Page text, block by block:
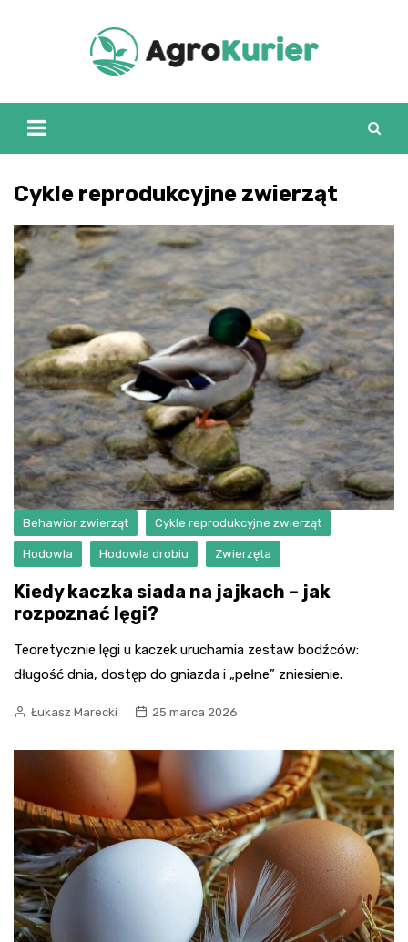
Cykle reprodukcyjne zwierząt
Behawior zwierząt Cykle reprodukcyjne zwierząt
Hodowla Hodowla drobiu Zwierzęta
Kiedy kaczka siada na jajkach – jak
rozpoznać lęgi?
Teoretycznie lęgi u kaczek uruchamia zestaw bodźców:
długość dnia, dostęp do gniazda i „pełne” zniesienie.
Łukasz Marecki 25 marca 2026